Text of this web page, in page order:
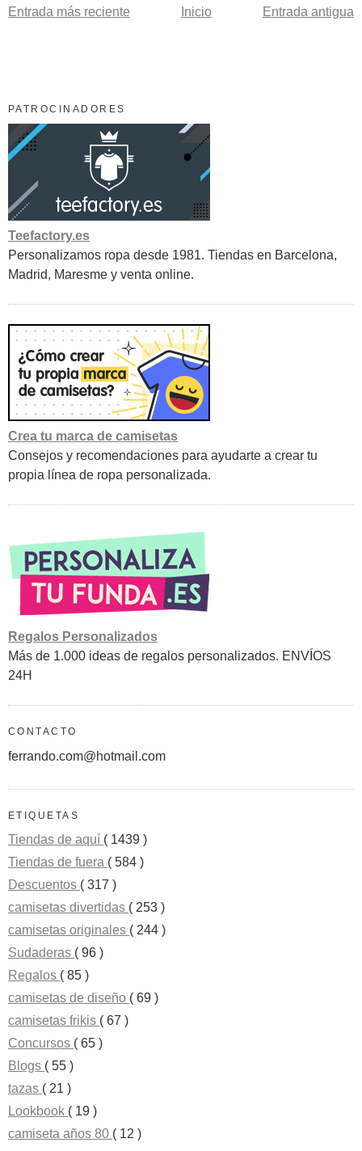
Entrada más reciente Entrada antigua
Inicio
PATROCINADORES
Teefactory.es
Personalizamos ropa desde 1981. Tiendas en Barcelona,
Madrid, Maresme y venta online.
Crea tu marca de camisetas
Consejos y recomendaciones para ayudarte a crear tu
propia línea de ropa personalizada.
Regalos Personalizados
Más de 1.000 ideas de regalos personalizados. ENVÍOS
24H
CONTACTO
ferrando.com@hotmail.com
ETIQUETAS
Tiendas de aquí ( 1439 )
Tiendas de fuera ( 584 )
Descuentos ( 317 )
camisetas divertidas ( 253 )
camisetas originales ( 244 )
Sudaderas ( 96 )
Regalos ( 85 )
camisetas de diseño ( 69 )
camisetas frikis ( 67 )
Concursos ( 65 )
Blogs ( 55 )
tazas ( 21 )
Lookbook ( 19 )
camiseta años 80 ( 12 )